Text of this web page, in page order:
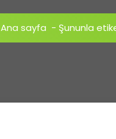
Ana sayfa - Şununla